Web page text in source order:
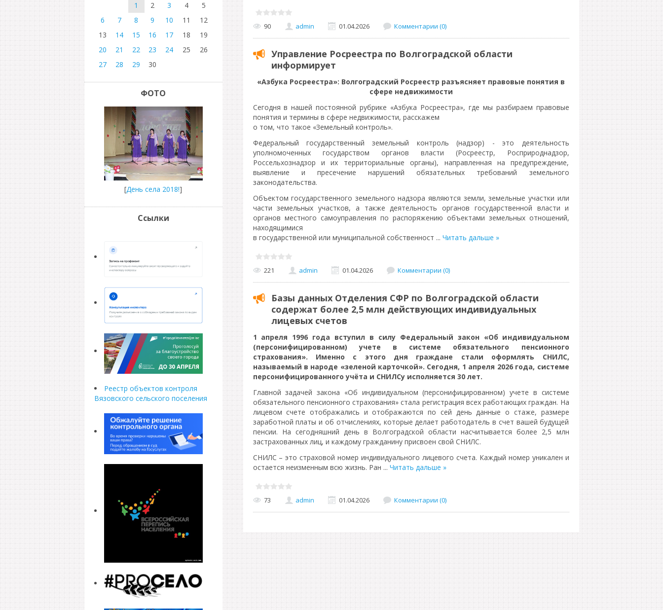
90 admin 01.04.2026 Комментарии (0)
Управление Росреестра по Волгоградской области
информирует
«Азбука Росреестра»: Волгоградский Росреестр разъясняет правовые понятия в
сфере недвижимости
Сегодня в нашей постоянной рубрике «Азбука Росреестра», где мы разбираем правовые
понятия и термины в сфере недвижимости, расскажем
о том, что такое «Земельный контроль».
Федеральный государственный земельный контроль (надзор) - это деятельность
уполномоченных государством органов власти (Росреестр, Росприроднадзор,
Россельхознадзор и их территориальные органы), направленная на предупреждение,
выявление и пресечение нарушений обязательных требований земельного
законодательства.
Объектом государственного земельного надзора являются земли, земельные участки или
части земельных участков, а также деятельность органов государственной власти и
органов местного самоуправления по распоряжению объектами земельных отношений,
находящимися
в государственной или муниципальной собственност ... Читать дальше »
221 admin 01.04.2026 Комментарии (0)
Базы данных Отделения СФР по Волгоградской области
содержат более 2,5 млн действующих индивидуальных
лицевых счетов
1 апреля 1996 года вступил в силу Федеральный закон «Об индивидуальном
(персонифицированном) учете в системе обязательного пенсионного
страхования». Именно с этого дня граждане стали оформлять СНИЛС,
называемый в народе «зеленой карточкой». Сегодня, 1 апреля 2026 года, системе
персонифицированного учёта и СНИЛСу исполняется 30 лет.
Главной задачей закона «Об индивидуальном (персонифицированном) учете в системе
обязательного пенсионного страхования» стала регистрация всех работающих граждан. На
лицевом счете отображались и отображаются по сей день данные о стаже, размере
заработной платы и об отчислениях, которые делает работодатель в счет вашей будущей
пенсии. На сегодняшний день в Волгоградской области насчитывается более 2,5 млн
застрахованных лиц, и каждому гражданину присвоен свой СНИЛС.
СНИЛС – это страховой номер индивидуального лицевого счета. Каждый номер уникален и
остается неизменным всю жизнь. Ран ... Читать дальше »
73 admin 01.04.2026 Комментарии (0)
1
2 3 4
5
6
7 8 9 10 11
12
13
14 15 16 17 18
19
20
21 22 23 24 25
26
27
28 29 30
ФОТО
[День села 2018!]
Ссылки
Реестр объектов контроля
Вязовского сельского поселения